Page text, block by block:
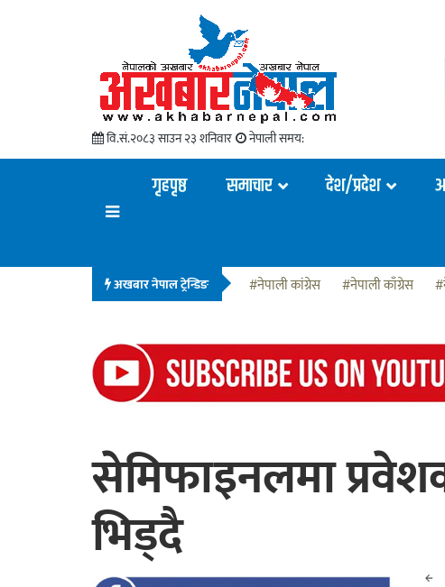
वि.सं.२०८३ साउन २३ शनिवार नेपाली समय:
गृहपृष्ठ समाचार देश/प्रदेश
अखबार नेपाल ट्रेन्डिङ #नेपाली कांग्रेस #नेपाली काँग्रेस
सेमिफाइनलमा
भिड्दै